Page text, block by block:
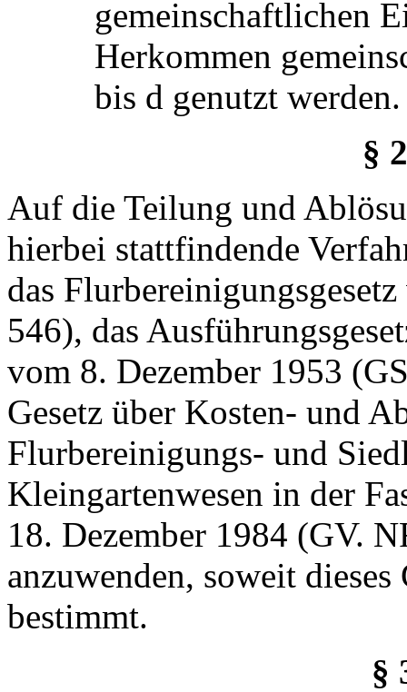
gemeinschaftlichen
Herkommen
bis d genutzt werden.
§
Auf die Teilung und
hierbei stattfindende
das
546), das
vom 8. Dezember 1953
Gesetz über Kosten- und
Flurbereinigungs- und
Kleingartenwesen in der
18. Dezember 1984 (GV.
anzuwenden, soweit
bestimmt.
§